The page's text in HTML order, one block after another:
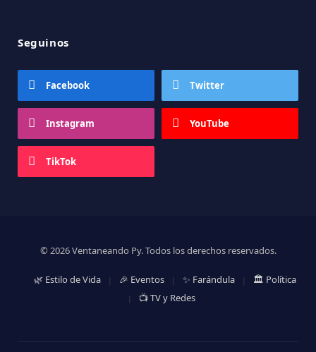
Seguinos
Facebook Twitter
Instagram YouTube
TikTok
© 2026 Ventaneando Py. Todos los derechos reservados.
🌿 Estilo de Vida 🎉 Eventos ✨ Farándula
🏛️ Política
📺 TV y Redes